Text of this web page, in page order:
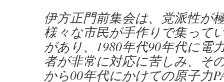
伊方正門前集会は、党派性が
様々な市民が手作りで集って
があり、1980年代90年代に電
者が非常に対応に苦しみ、そ
から00年代にかけての原子力